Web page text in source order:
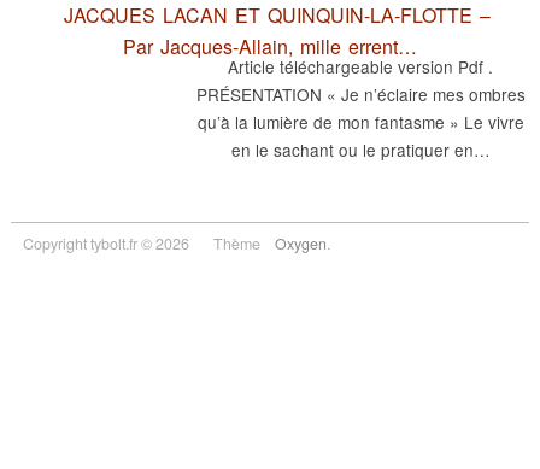
JACQUES LACAN ET QUINQUIN-LA-FLOTTE –
Par Jacques-Allain, mille errent…
Article téléchargeable version Pdf .
PRÉSENTATION « Je n’éclaire mes ombres
qu’à la lumière de mon fantasme » Le vivre
en le sachant ou le pratiquer en…
Copyright tybolt.fr © 2026 Thème Oxygen